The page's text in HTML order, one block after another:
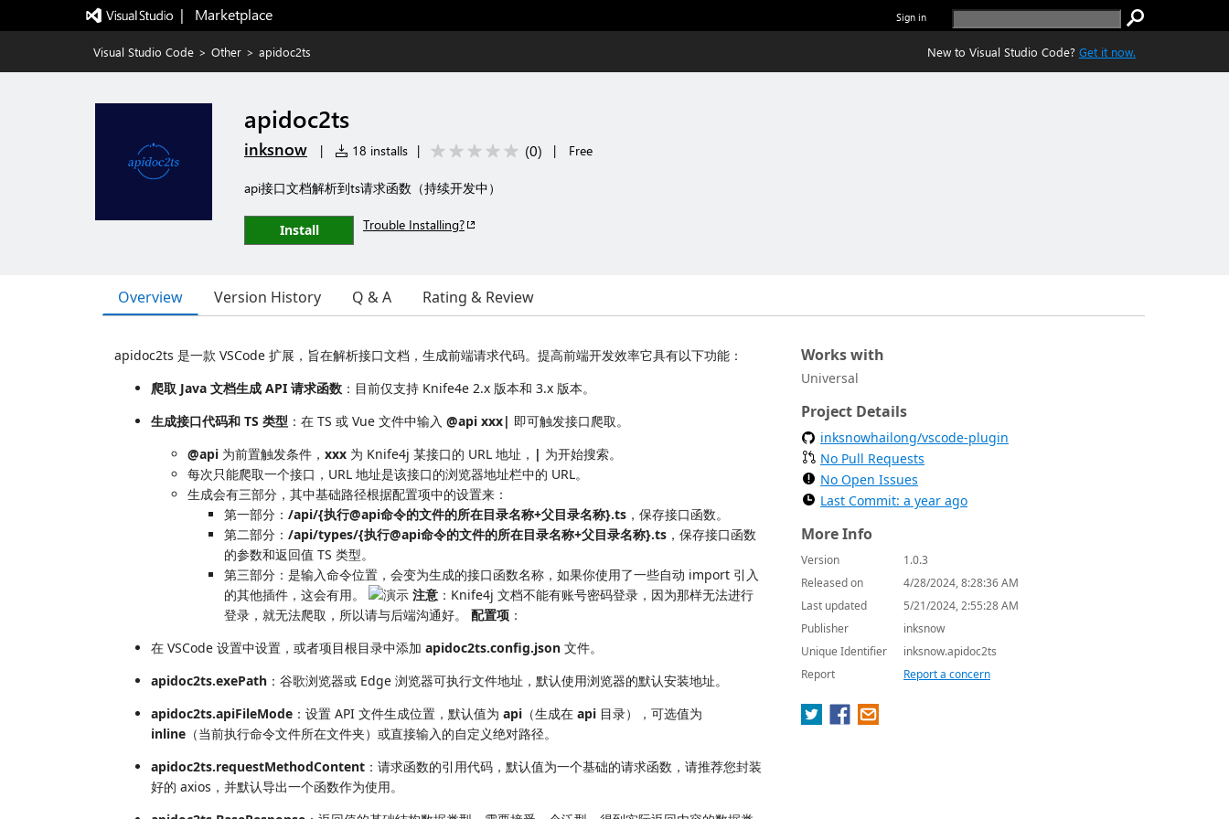
|   Marketplace Sign in
Visual Studio Code > Other > apidoc2ts New to Visual Studio Code? Get it now.
apidoc2ts
inksnow | 18 installs | (0) | Free
api接口文档解析到ts请求函数（持续开发中）
Install Trouble Installing?
Overview Version History Q & A Rating & Review
apidoc2ts 是一款 VSCode 扩展，旨在解析接口文档，生成前端请求代码。提高前端开发效率它具有以下功能：
爬取 Java 文档生成 API 请求函数 ：目前仅支持 Knife4e 2.x 版本和 3.x 版本。
生成接口代码和 TS 类型 ：在 TS 或 Vue 文件中输入 @api xxx| 即可触发接口爬取。
@api 为前置触发条件， xxx 为 Knife4j 某接口的 URL 地址， | 为开始搜索。
每次只能爬取一个接口，URL 地址是该接口的浏览器地址栏中的 URL。
生成会有三部分，其中基础路径根据配置项中的设置来：
第一部分： /api/{执行@api命令的文件的所在目录名称+父目录名称}.ts ，保存接口函数。
第二部分： /api/types/{执行@api命令的文件的所在目录名称+父目录名称}.ts ，保存接口函数
的参数和返回值 TS 类型。
第三部分：是输入命令位置，会变为生成的接口函数名称，如果你使用了一些自动 import 引入
的其他插件，这会有用。
注意 ：Knife4j 文档不能有账号密码登录，因为那样无法进行
登录，就无法爬取，所以请与后端沟通好。 配置项 ：
在 VSCode 设置中设置，或者项目根目录中添加 apidoc2ts.config.json 文件。
apidoc2ts.exePath ：谷歌浏览器或 Edge 浏览器可执行文件地址，默认使用浏览器的默认安装地址。
apidoc2ts.apiFileMode ：设置 API 文件生成位置，默认值为 api （生成在 api 目录），可选值为
inline （当前执行命令文件所在文件夹）或直接输入的自定义绝对路径。
apidoc2ts.requestMethodContent ：请求函数的引用代码，默认值为一个基础的请求函数，请推荐您封装
好的 axios，并默认导出一个函数作为使用。
Works with
Universal
Project Details
inksnowhailong/vscode-plugin
No Pull Requests
No Open Issues
Last Commit: a year ago
More Info
Version
1.0.3
Released on
4/28/2024, 8:28:36 AM
Last updated
5/21/2024, 2:55:28 AM
Publisher
inksnow
Unique Identifier
inksnow.apidoc2ts
Report
Report a concern